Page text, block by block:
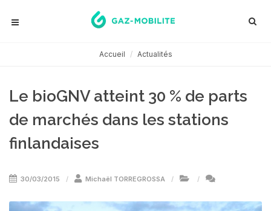
Accueil Actualités
Le bioGNV atteint 30 % de parts
de marchés dans les stations
finlandaises
30/03/2015 Michaël TORREGROSSA